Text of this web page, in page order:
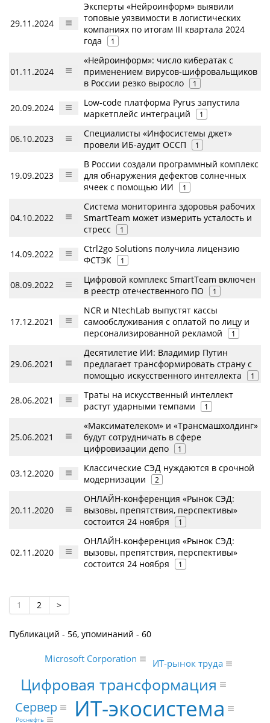
29.11.2024
Эксперты «Нейроинформ» выявили
топовые уязвимости в логистических
компаниях по итогам III квартала 2024
года
1
01.11.2024
«Нейроинформ»: число кибератак с
применением вирусов-шифровальщиков
в России резко выросло
1
20.09.2024
Low-code платформа Pyrus запустила
маркетплейс интеграций
1
06.10.2023
Специалисты «Инфосистемы джет»
провели ИБ-аудит ОССП
1
19.09.2023
В России создали программный комплекс
для обнаружения дефектов солнечных
ячеек с помощью ИИ
1
04.10.2022
Система мониторинга здоровья рабочих
SmartTeam может измерить усталость и
стресс
1
14.09.2022
Ctrl2go Solutions получила лицензию
ФСТЭК
1
08.09.2022
Цифровой комплекс SmartTeam включен
в реестр отечественного ПО
1
17.12.2021
NCR и NtechLab выпустят кассы
самообслуживания c оплатой по лицу и
персонализированной рекламой
1
29.06.2021
Десятилетие ИИ: Владимир Путин
предлагает трансформировать страну с
помощью искусственного интеллекта
1
28.06.2021
Траты на искусственный интеллект
растут ударными темпами
1
25.06.2021
«Максимателеком» и «Трансмашхолдинг»
будут сотрудничать в сфере
цифровизации депо
1
03.12.2020
Классические СЭД нуждаются в срочной
модернизации
2
20.11.2020
ОНЛАЙН-конференция «Рынок СЭД:
вызовы, препятствия, перспективы»
состоится 24 ноября
1
02.11.2020
ОНЛАЙН-конференция «Рынок СЭД:
вызовы, препятствия, перспективы»
состоится 24 ноября
1
1 2 >
Публикаций - 56, упоминаний - 60
ИТ-экосистема
Цифровая трансформация
Сервер
ИТ-рынок труда
Microsoft Corporation
Роснефть